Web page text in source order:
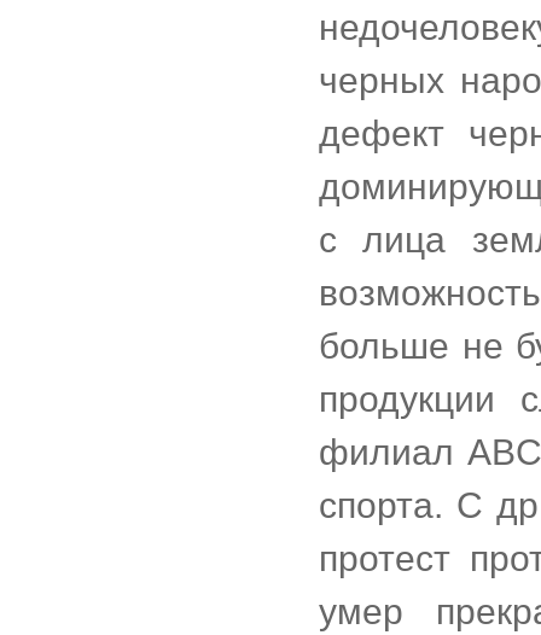
черных
дефект
с лица
больше не
продукции
филиал
спорта. С
протест
умер